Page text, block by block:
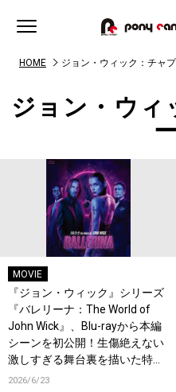
HOME ジョン・ウィック：チャ
ジョン・ウィ
MOVIE
『ジョン・ウィック』シリーズ
『バレリーナ：The World of
John Wick』、Blu-rayから本編
シーンを初公開！生傷絶えない
激しすぎる舞台裏を描いた特典
映像など、見どころ満載！
2026/6/23